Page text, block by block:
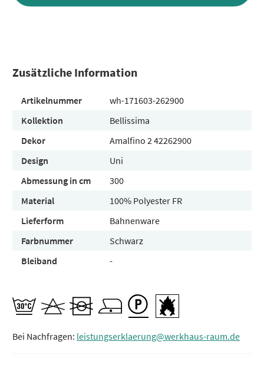
Zusätzliche Information
Artikelnummer
wh-171603-262900
Kollektion
Bellissima
Dekor
Amalfino 2 42262900
Design
Uni
Abmessung in cm
300
Material
100% Polyester FR
Lieferform
Bahnenware
Farbnummer
Schwarz
Bleiband
-
Bei Nachfragen: leistungserklaerung@werkhaus-raum.de